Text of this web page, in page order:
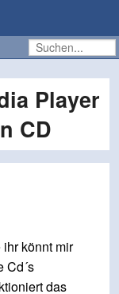
Player
CD
könnt mir
Cd´s
das